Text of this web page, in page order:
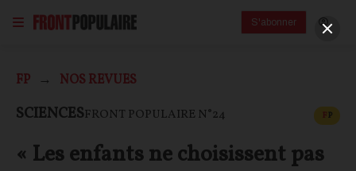
S'abonner
FP NOS REVUES
SCIENCESFRONT POPULAIRE N°24 FP
« Les enfants ne choisissent pas